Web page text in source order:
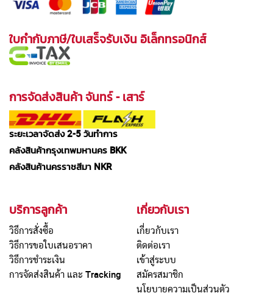
ใบกำกับภาษี/ใบเสร็จรับเงิน อิเล็กทรอนิกส์
การจัดส่งสินค้า จันทร์ - เสาร์
ระยะเวลาจัดส่ง 2-5 วันทำการ
คลังสินค้ากรุงเทพมหานคร BKK
คลังสินค้านครราชสีมา NKR
บริการลูกค้า
วิธีการสั่งซื้อ
วิธีการขอใบเสนอราคา
วิธีการชำระเงิน
การจัดส่งสินค้า และ Tracking
เกี่ยวกับเรา
เกี่ยวกับเรา
ติดต่อเรา
เข้าสู่ระบบ
สมัครสมาชิก
นโยบายความเป็นส่วนตัว